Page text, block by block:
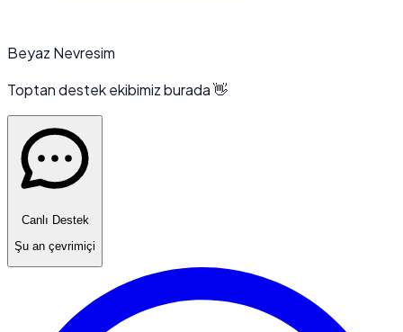
Beyaz Nevresim
Toptan destek ekibimiz burada 👋
Canlı Destek
Şu an çevrimiçi